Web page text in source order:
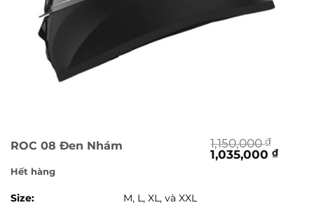
ROC 08 Đen Nhám 1,150,000₫
Giá
gốc
1,035,000₫Giá
Hết hàng
Size:
M, L, XL, và XXL